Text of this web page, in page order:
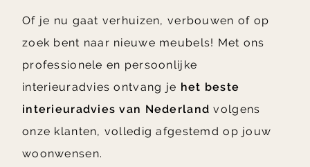
Of je nu gaat verhuizen, verbouwen of op
zoek bent naar nieuwe meubels! Met ons
professionele en persoonlijke
interieuradvies ontvang je het beste
interieuradvies van Nederland volgens
onze klanten, volledig afgestemd op jouw
woonwensen.